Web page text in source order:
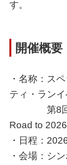
す。
開催概要
・名称：ス
ティ・ラン
第8回ユ
Road to
・日程：
・会場：シ